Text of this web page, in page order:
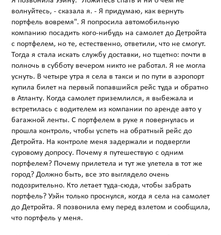
волнуйтесь, - сказала я. - Я придумаю, как вернуть
портфель вовремя". Я попросила автомобильную
компанию посадить кого-нибудь на самолет до Детройта
с портфелем, но те, естественно, ответили, что не смогут.
Тогда я стала искать службу доставки, но тщетно: почти в
полночь в субботу вечером никто не работал. Я не могла
уснуть. В четыре утра я села в такси и по пути в аэропорт
купила билет на первый попавшийся рейс туда и обратно
в Атланту. Когда самолет приземлился, я выбежала и
встретилась с водителем из компании по аренде авто у
багажной ленты. С портфелем в руке я повернулась и
прошла контроль, чтобы успеть на обратный рейс до
Детройта. На контроле меня задержали и подвергли
суровому допросу. Почему я путешествую с одним
портфелем? Почему прилетела и тут же улетела в тот же
город? Должно быть, все это выглядело очень
подозрительно. Кто летает туда-сюда, чтобы забрать
портфель? Уэйн только проснулся, когда я села на самолет
до Детройта. Я позвонила ему перед взлетом и сообщила,
что портфель у меня.